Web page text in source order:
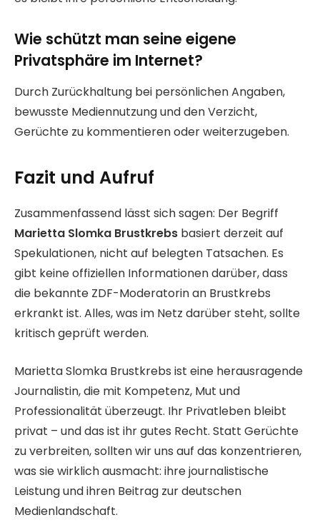
Wie schützt man seine eigene
Privatsphäre im Internet?
Durch Zurückhaltung bei persönlichen Angaben,
bewusste Mediennutzung und den Verzicht,
Gerüchte zu kommentieren oder weiterzugeben.
Fazit und Aufruf
Zusammenfassend lässt sich sagen: Der Begriff
Marietta Slomka Brustkrebs basiert derzeit auf
Spekulationen, nicht auf belegten Tatsachen. Es
gibt keine offiziellen Informationen darüber, dass
die bekannte ZDF-Moderatorin an Brustkrebs
erkrankt ist. Alles, was im Netz darüber steht, sollte
kritisch geprüft werden.
Marietta Slomka Brustkrebs ist eine herausragende
Journalistin, die mit Kompetenz, Mut und
Professionalität überzeugt. Ihr Privatleben bleibt
privat – und das ist ihr gutes Recht. Statt Gerüchte
zu verbreiten, sollten wir uns auf das konzentrieren,
was sie wirklich ausmacht: ihre journalistische
Leistung und ihren Beitrag zur deutschen
Medienlandschaft.